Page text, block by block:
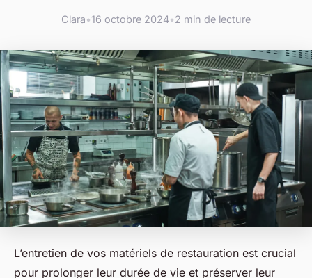
Clara•16 octobre 2024•2 min de lecture
L’entretien de vos matériels de restauration est crucial
pour prolonger leur durée de vie et préserver leur